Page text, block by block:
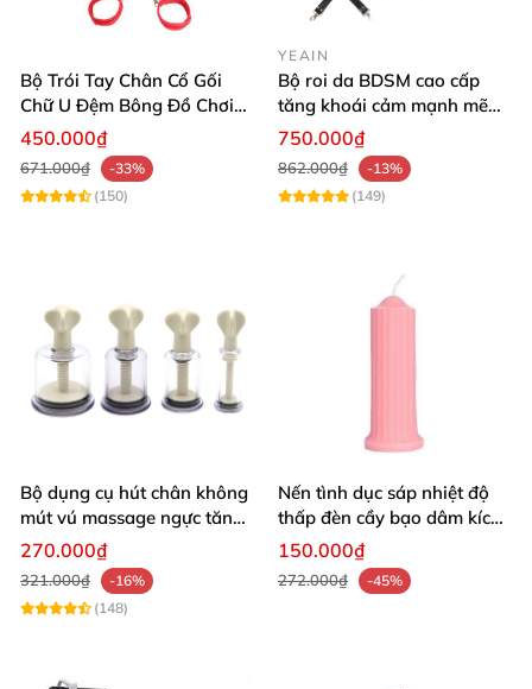
Bộ Trói Tay Chân Cổ Gối
Chữ U Đệm Bông Đồ Chơi
BDSM Cao Cấp
450.000₫
671.000₫
-33%
(150)
YEAIN
Bộ roi da BDSM cao cấp
tăng khoái cảm mạnh mẽ
trải nghiệm mới
750.000₫
862.000₫
-13%
(149)
Bộ dụng cụ hút chân không
mút vú massage ngực tăng
khoái cảm
270.000₫
321.000₫
-16%
(148)
Nến tình dục sáp nhiệt độ
thấp đèn cầy bạo dâm kích
thích cảm giác waxplay an
150.000₫
272.000₫ -45%